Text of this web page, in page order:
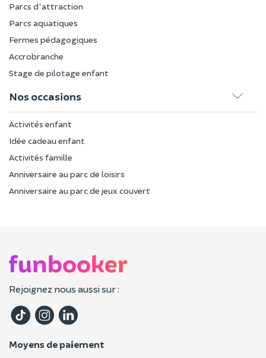
Parcs d'attraction
Parcs aquatiques
Fermes pédagogiques
Accrobranche
Stage de pilotage enfant
Nos occasions
Activités enfant
Idée cadeau enfant
Activités famille
Anniversaire au parc de loisirs
Anniversaire au parc de jeux couvert
Rejoignez nous aussi sur :
Moyens de paiement